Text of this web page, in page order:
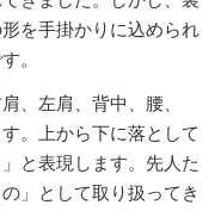
を手掛かりに込められ
。
、左肩、背中、腰、
。上から下に落として
と表現します。先人た
」として取り扱ってき